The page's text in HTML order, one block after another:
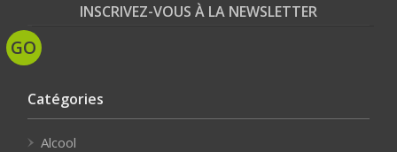
INSCRIVEZ-VOUS À LA NEWSLETTER
Catégories
Alcool